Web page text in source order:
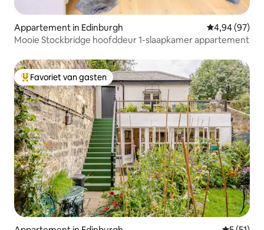
Appartement in Edinburgh Gemiddelde
4,94 (97)
Mooie Stockbridge hoofddeur 1-slaapkamer appartement
Topfavoriet van gasten
Favoriet van gasten